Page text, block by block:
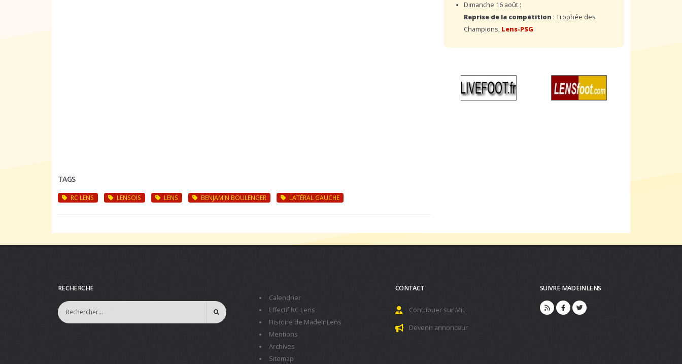
TAGS
RC LENS LENSOIS LENS BENJAMIN BOULENGER LATÉRAL GAUCHE
Dimanche 16 août :
Reprise de la compétition : Trophée des
Champions, Lens-PSG
RECHERCHE
Calendrier
Effectif RC Lens
Histoire de MadeInLens
Mentions
Archives
Sitemap
CONTACT
Contribuer sur MiL
Devenir annonceur
SUIVRE MADEINLENS